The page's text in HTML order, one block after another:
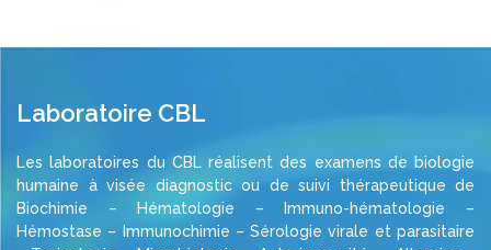
Laboratoire CBL
Les laboratoires du CBL réalisent des examens de biologie
humaine à visée diagnostic ou de suivi thérapeutique de
Biochimie – Hématologie – Immuno-hématologie –
Hémostase – Immunochimie – Sérologie virale et parasitaire